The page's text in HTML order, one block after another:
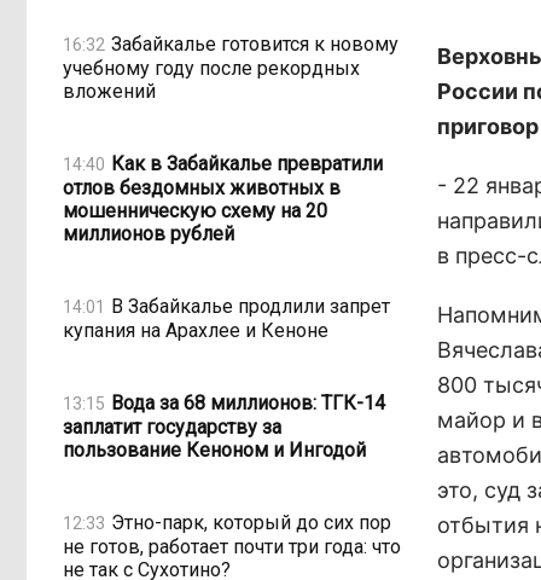
16:32 Забайкалье готовится к новому
учебному году после рекордных
вложений
14:40 Как в Забайкалье превратили
отлов бездомных животных в
мошенническую схему на 20
миллионов рублей
14:01 В Забайкалье продлили запрет
купания на Арахлее и Кеноне
13:15 Вода за 68 миллионов: ТГК-14
заплатит государству за
пользование Кеноном и Ингодой
12:33 Этно-парк, который до сих пор
не готов, работает почти три года: что
не так с Сухотино?
России
- 22
в пресс-
800
майор и
это, суд
отбытия